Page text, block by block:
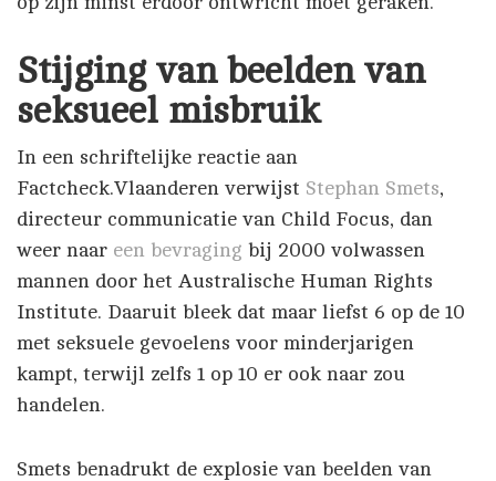
Stijging van beelden van
seksueel misbruik
In een schriftelijke reactie aan
Factcheck.Vlaanderen verwijst Stephan Smets,
directeur communicatie van Child Focus, dan
weer naar een bevraging bij 2000 volwassen
mannen door het Australische Human Rights
Institute. Daaruit bleek dat maar liefst 6 op de 10
met seksuele gevoelens voor minderjarigen
kampt, terwijl zelfs 1 op 10 er ook naar zou
handelen.
Smets benadrukt de explosie van beelden van